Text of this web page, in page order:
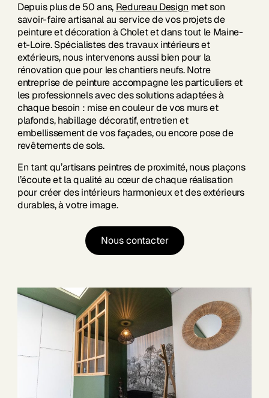
Depuis plus de 50 ans, Redureau Design met son
savoir-faire artisanal au service de vos projets de
peinture et décoration à Cholet et dans tout le Maine-
et-Loire. Spécialistes des travaux intérieurs et
extérieurs, nous intervenons aussi bien pour la
rénovation que pour les chantiers neufs. Notre
entreprise de peinture accompagne les particuliers et
les professionnels avec des solutions adaptées à
chaque besoin : mise en couleur de vos murs et
plafonds, habillage décoratif, entretien et
embellissement de vos façades, ou encore pose de
revêtements de sols.
En tant qu’artisans peintres de proximité, nous plaçons
l’écoute et la qualité au cœur de chaque réalisation
pour créer des intérieurs harmonieux et des extérieurs
durables, à votre image.
Nous contacter